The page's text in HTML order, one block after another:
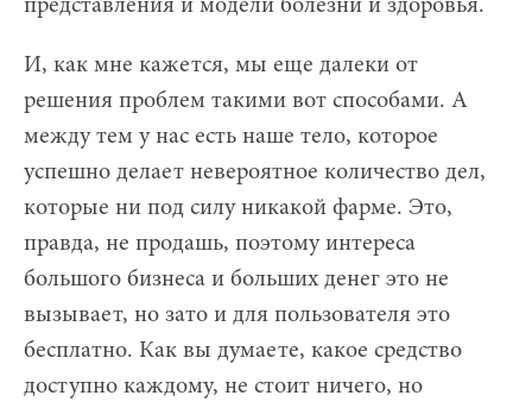
представления и модели болезни и здоровья.
И, как мне кажется, мы еще далеки от
решения проблем такими вот способами. А
между тем у нас есть наше тело, которое
успешно делает невероятное количество дел,
которые ни под силу никакой фарме. Это,
правда, не продашь, поэтому интереса
большого бизнеса и больших денег это не
вызывает, но зато и для пользователя это
бесплатно. Как вы думаете, какое средство
доступно каждому, не стоит ничего, но